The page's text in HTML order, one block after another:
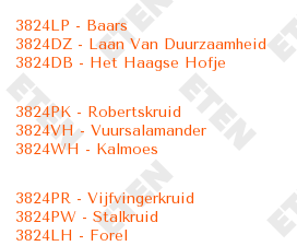
3824LP - Baars
3824DZ - Laan Van Duurzaamheid
3824DB - Het Haagse Hofje
3824PK - Robertskruid
3824VH - Vuursalamander
3824WH - Kalmoes
3824PR - Vijfvingerkruid
3824PW - Stalkruid
3824LH - Forel